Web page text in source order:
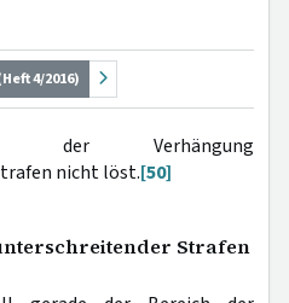
4/2016)
der Verhängung
nicht löst.[50]
Strafen